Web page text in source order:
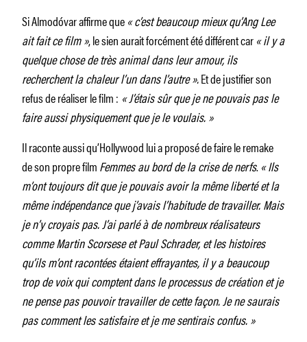
Si Almodóvar affirme que« c’est beaucoup mieux qu’Ang Lee
ait fait ce film », le sien aurait forcément été différent car« il y a
quelque chose de très animal dans leur amour, ils
recherchent la chaleur l’un dans l’autre ».Et de justifier son
refus de réaliser le film : « J’étais sûr que je ne pouvais pas le
faire aussi physiquement que je le voulais. »
Il raconte aussi qu’Hollywood lui a proposé de faire le remake
de son propre filmFemmes au bord de la crise de nerfs. « Ils
m’ont toujours dit que je pouvais avoir la même liberté et la
même indépendance que j’avais l’habitude de travailler. Mais
je n’y croyais pas. J’ai parlé à de nombreux réalisateurs
comme Martin Scorsese et Paul Schrader, et les histoires
qu’ils m’ont racontées étaient effrayantes, il y a beaucoup
trop de voix qui comptent dans le processus de création et je
ne pense pas pouvoir travailler de cette façon. Je ne saurais
pas comment les satisfaire et je me sentirais confus. »